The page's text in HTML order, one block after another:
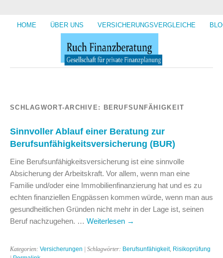
HOME ÜBER UNS VERSICHERUNGSVERGLEICHE
SCHLAGWORT-ARCHIVE: BERUFSUNFÄHIGKEIT
Sinnvoller Ablauf einer Beratung zur
Berufsunfähigkeitsversicherung (BUR)
Eine Berufsunfähigkeitsversicherung ist eine sinnvolle
Absicherung der Arbeitskraft. Vor allem, wenn man eine
Familie und/oder eine Immobilienfinanzierung hat und es zu
echten finanziellen Engpässen kommen würde, wenn man aus
gesundheitlichen Gründen nicht mehr in der Lage ist, seinen
Beruf nachzugehen. … Weiterlesen →
Kategorien: Versicherungen | Schlagwörter: Berufsunfähigkeit, Risikoprüfung